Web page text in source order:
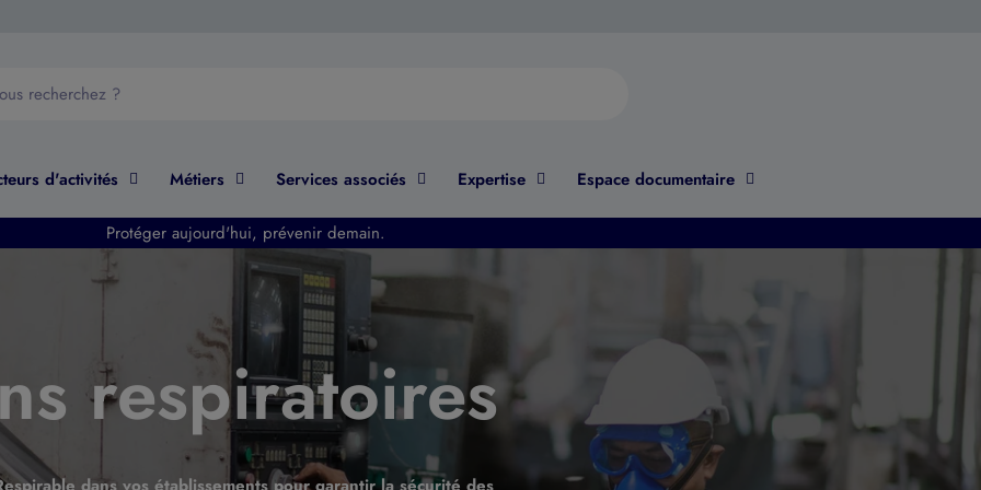
d'activités Métiers Services associés Expertise Espace documentaire
Protéger aujourd'hui, prévenir demain.
respiratoires